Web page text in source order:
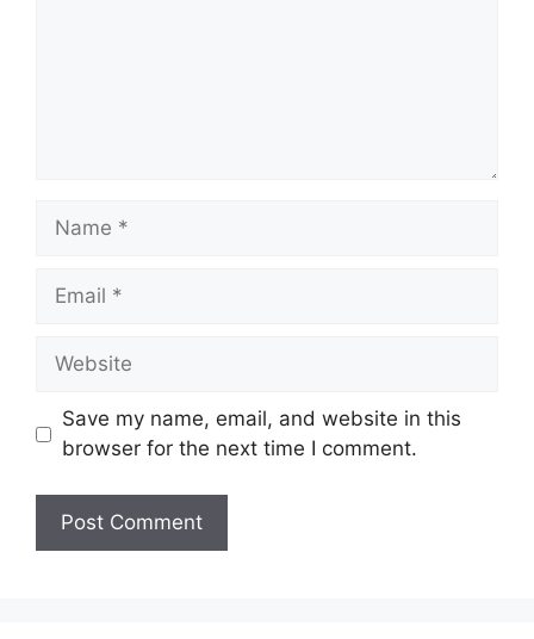
Name
Email
Website
Save my name, email, and website in this
browser for the next time I comment.